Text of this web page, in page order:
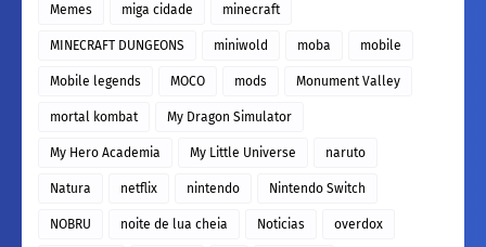
Memes miga cidade minecraft
MINECRAFT DUNGEONS miniwold moba mobile
Mobile legends MOCO mods Monument Valley
mortal kombat My Dragon Simulator
My Hero Academia My Little Universe naruto
Natura netflix nintendo Nintendo Switch
NOBRU noite de lua cheia Noticias overdox